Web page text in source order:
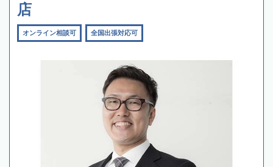
店
オンライン相談可 全国出張対応可